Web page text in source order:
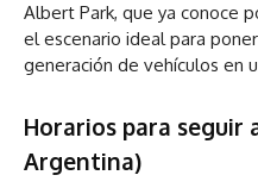
Albert Park, que ya conoce
el escenario ideal para
generación de vehículos en
Horarios para
Argentina)